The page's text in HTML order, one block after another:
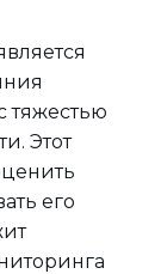
тяжестью
Этот
его